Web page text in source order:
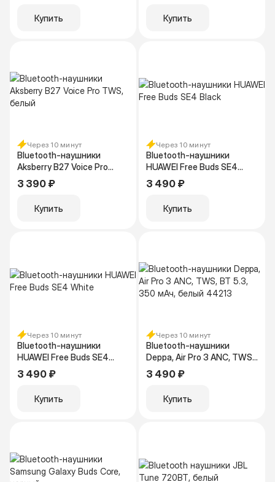
Купить Купить
Через 10 минут
Bluetooth-наушники
Aksberry B27 Voice Pro
TWS, белый
3 390 ₽
Купить
Через 10 минут
Bluetooth-наушники
HUAWEI Free Buds SE4
Black
3 490 ₽
Купить
Через 10 минут
Bluetooth-наушники
HUAWEI Free Buds SE4
White
3 490 ₽
Купить
Через 10 минут
Bluetooth-наушники
Deppa, Air Pro 3 ANC, TWS,
BT 5.3, 350 мАч, белый
44213
3 490 ₽
Купить